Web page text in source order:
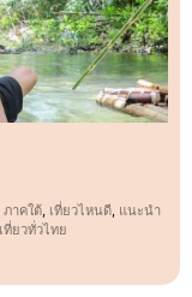
ภาคใต้, เที่ยวไหนดี, แนะนำ
ยวทั่วไทย